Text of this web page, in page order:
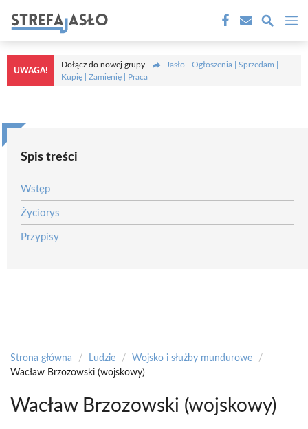
treści
UWAGA!
Dołącz do nowej grupy
Jasło - Ogłoszenia | Sprzedam |
Kupię | Zamienię | Praca
Spis treści
Wstęp
Życiorys
Przypisy
Strona główna / Ludzie / Wojsko i służby mundurowe
/
Wacław Brzozowski (wojskowy)
Wacław Brzozowski (wojskowy)